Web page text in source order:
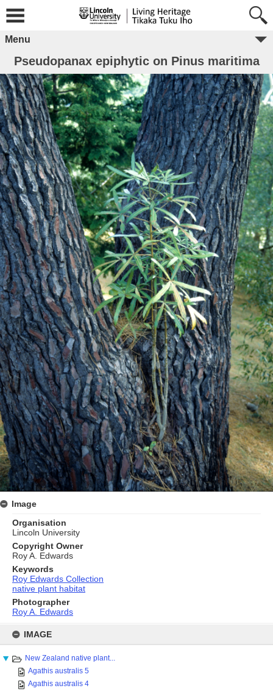
content
IMAGE
New Zealand native plant...
Agathis australis 5
Agathis australis 4
Menu
Pseudopanax epiphytic on Pinus maritima
Image
Organisation
Lincoln University
Copyright Owner
Roy A. Edwards
Keywords
Roy Edwards Collection
native plant habitat
Photographer
Roy A. Edwards